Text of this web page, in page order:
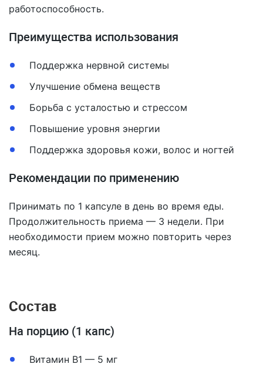
работоспособность.
Преимущества использования
Поддержка нервной системы
Улучшение обмена веществ
Борьба с усталостью и стрессом
Повышение уровня энергии
Поддержка здоровья кожи, волос и ногтей
Рекомендации по применению
Принимать по 1 капсуле в день во время еды.
Продолжительность приема — 3 недели. При
необходимости прием можно повторить через
месяц.
Состав
На порцию (1 капс)
Витамин В1 — 5 мг